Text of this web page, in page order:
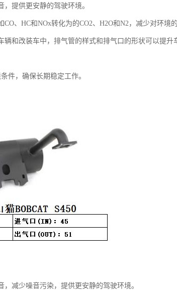
提供更安静的驾驶环境。
、HC和NOx转化为的CO2、H2O和N2，减少对环境的
和改装车中，排气管的样式和排气口的形状可以提升
件，确保长期稳定工作。
减少噪音污染，提供更安静的驾驶环境。